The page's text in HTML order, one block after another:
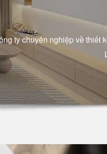
ty chuyên nghiệp về thiết